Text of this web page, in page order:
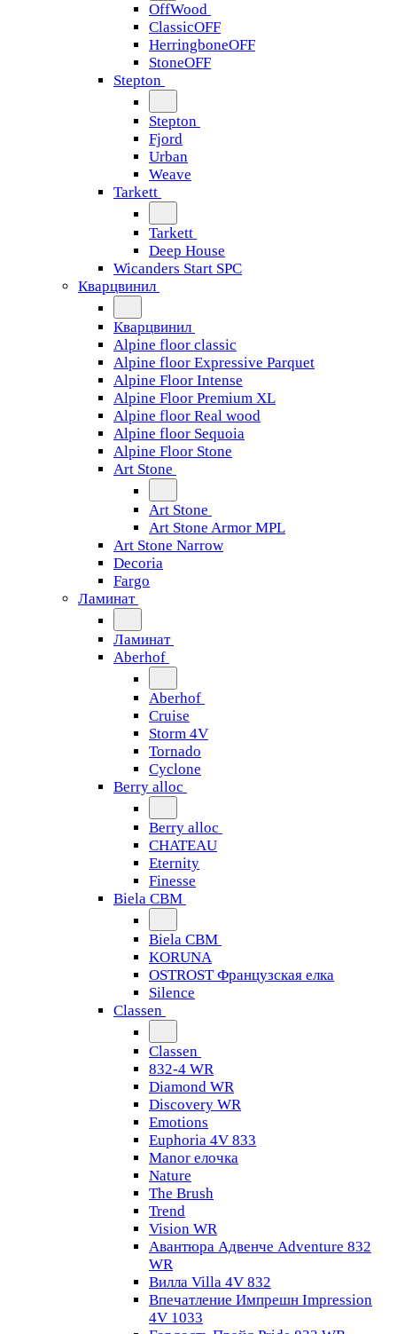
OffWood
ClassicOFF
HerringboneOFF
StoneOFF
Stepton
Stepton
Fjord
Urban
Weave
Tarkett
Tarkett
Deep House
Wicanders Start SPC
Кварцвинил
Кварцвинил
Alpine floor classic
Alpine floor Expressive Parquet
Alpine Floor Intense
Alpine Floor Premium XL
Alpine floor Real wood
Alpine floor Sequoia
Alpine Floor Stone
Art Stone
Art Stone
Art Stone Armor MPL
Art Stone Narrow
Decoria
Fargo
Ламинат
Ламинат
Aberhof
Aberhof
Cruise
Storm 4V
Tornado
Сyclone
Berry alloc
Berry alloc
CHATEAU
Eternity
Finesse
Biela CBM
Biela CBM
KORUNA
OSTROST Французская елка
Silence
Classen
Classen
832-4 WR
Diamond WR
Discovery WR
Emotions
Euphoria 4V 833
Manor елочка
Nature
The Brush
Trend
Vision WR
Авантюра Адвенче Adventure 832
WR
Вилла Villa 4V 832
Впечатление Импрешн Impression
4V 1033